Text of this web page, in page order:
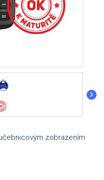
zobrazením